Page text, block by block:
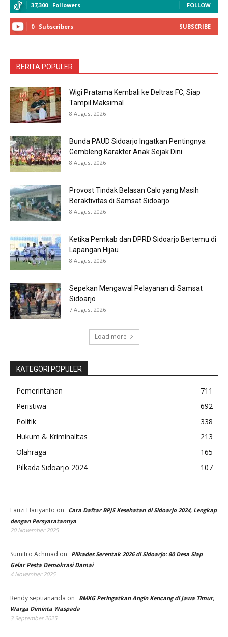
37,300 Followers FOLLOW
0 Subscribers SUBSCRIBE
BERITA POPULER
Wigi Pratama Kembali ke Deltras FC, Siap
Tampil Maksimal
8 August 2026
Bunda PAUD Sidoarjo Ingatkan Pentingnya
Gembleng Karakter Anak Sejak Dini
8 August 2026
Provost Tindak Belasan Calo yang Masih
Beraktivitas di Samsat Sidoarjo
8 August 2026
Ketika Pemkab dan DPRD Sidoarjo Bertemu di
Lapangan Hijau
8 August 2026
Sepekan Mengawal Pelayanan di Samsat
Sidoarjo
7 August 2026
Load more
KATEGORI POPULER
Pemerintahan
711
Peristiwa
692
Politik
338
Hukum & Kriminalitas
213
Olahraga
165
Pilkada Sidoarjo 2024
107
Fauzi Hariyanto on
Cara Daftar BPJS Kesehatan di Sidoarjo 2024, Lengkap
dengan Persyaratannya
20 November 2025
Sumitro Achmad on
Pilkades Serentak 2026 di Sidoarjo: 80 Desa Siap
Gelar Pesta Demokrasi Damai
4 November 2025
Rendy septiananda on
BMKG Peringatkan Angin Kencang di Jawa Timur,
Warga Diminta Waspada
3 September 2025